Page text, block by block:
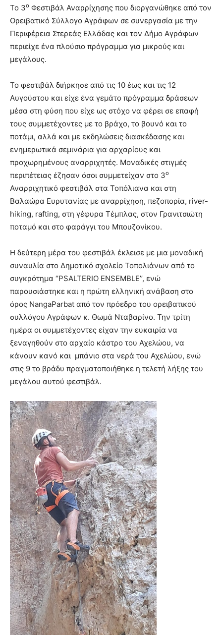
Το 3ο Φεστιβάλ Αναρρίχησης που διοργανώθηκε από τον
Ορειβατικό Σύλλογο Αγράφων σε συνεργασία με την
Περιφέρεια Στερεάς Ελλάδας και τον Δήμο Αγράφων
περιείχε ένα πλούσιο πρόγραμμα για μικρούς και
μεγάλους.
Το φεστιβάλ διήρκησε από τις 10 έως και τις 12
Αυγούστου και είχε ένα γεμάτο πρόγραμμα δράσεων
μέσα στη φύση που είχε ως στόχο να φέρει σε επαφή
τους συμμετέχοντες με το βράχο, το βουνό και το
ποτάμι, αλλά και με εκδηλώσεις διασκέδασης και
ενημερωτικά σεμινάρια για αρχαρίους και
προχωρημένους αναρριχητές. Μοναδικές στιγμές
περιπέτειας έζησαν όσοι συμμετείχαν στο 3ο
Αναρριχητικό φεστιβάλ στα Τοπόλιανα και στη
Βαλαώρα Ευρυτανίας με αναρρίχηση, πεζοπορία, river-
hiking, rafting, στη γέφυρα Τέμπλας, στον Γρανιτσιώτη
ποταμό και στο φαράγγι του Μπουζονίκου.
Η δεύτερη μέρα του φεστιβάλ έκλεισε με μια μοναδική
συναυλία στο Δημοτικό σχολείο Τοπολιάνων από το
συγκρότημα ‘’PSALTERIO ENSEMBLE’’, ενώ
παρουσιάστηκε και η πρώτη ελληνική ανάβαση στο
όρος NangaParbat από τον πρόεδρο του ορειβατικού
συλλόγου Αγράφων κ. Θωμά Νταβαρίνο. Την τρίτη
ημέρα οι συμμετέχοντες είχαν την ευκαιρία να
ξεναγηθούν στο αρχαίο κάστρο του Αχελώου, να
κάνουν κανό και μπάνιο στα νερά του Αχελώου, ενώ
στις 9 το βράδυ πραγματοποιήθηκε η τελετή λήξης του
μεγάλου αυτού φεστιβάλ.